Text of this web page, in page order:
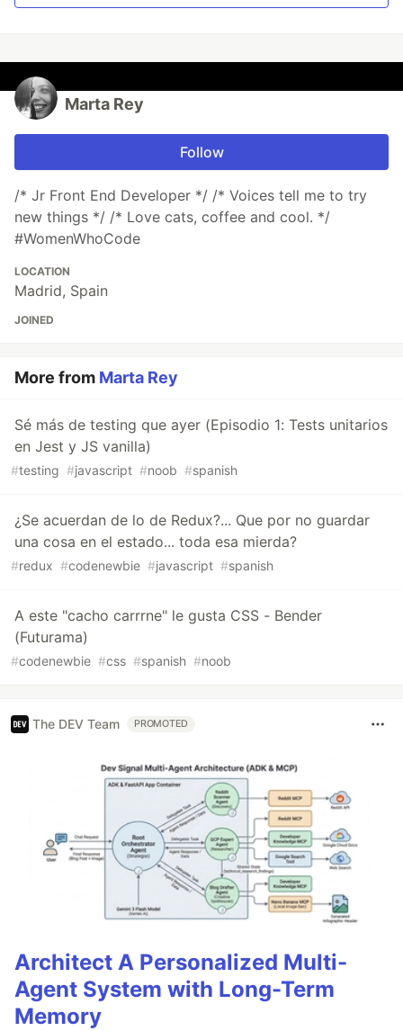
Marta Rey
Follow
/* Jr Front End Developer */ /* Voices tell me to try
new things */ /* Love cats, coffee and cool. */
#WomenWhoCode
LOCATION
Madrid, Spain
JOINED
More from Marta Rey
Sé más de testing que ayer (Episodio 1: Tests unitarios
en Jest y JS vanilla)
#testing #javascript #noob #spanish
¿Se acuerdan de lo de Redux?... Que por no guardar
una cosa en el estado... toda esa mierda?
#redux #codenewbie #javascript #spanish
A este "cacho carrrne" le gusta CSS - Bender
(Futurama)
#codenewbie #css #spanish #noob
The DEV Team PROMOTED
Architect A Personalized Multi-
Agent System with Long-Term
Memory